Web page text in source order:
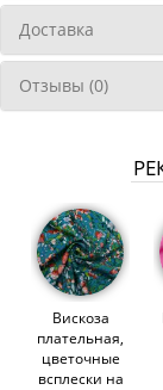
Доставка
Отзывы (0)
Вискоза
плательная,
цветочные
всплески на